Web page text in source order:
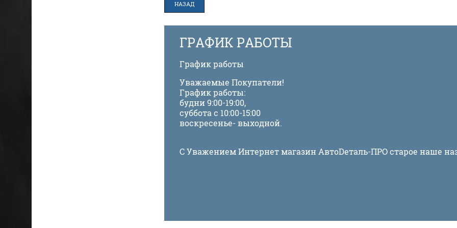
НАЗАД
ГРАФИК РАБОТЫ
График работы
Уважаемые Покупатели!
График работы:
будни 9:00-19:00,
суббота с 10:00-15:00
воскресенье- выходной.
С Уважением Интернет магазин АвтоDеталь-ПРО старое наше